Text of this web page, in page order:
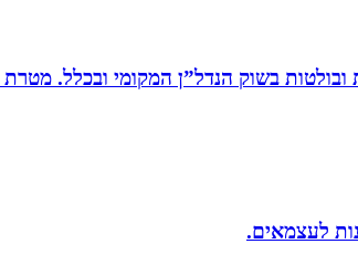
ובולטות בשוק הנדל”ן המקומי ובכלל.
לעצמאים.